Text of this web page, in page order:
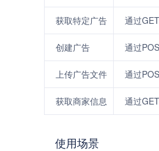
获取特定广告 通过
创建广告 通过
上传广告文件 通过
获取商家信息 通过
使用场景